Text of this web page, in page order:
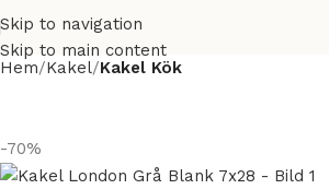
Skip to navigation
Skip to main content
Hem Kakel Kakel Kök
-70%